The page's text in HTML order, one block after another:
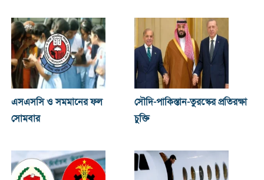
এসএসসি ও সমমানের ফল
সোমবার
সৌদি-পাকিস্তান-তুরস্কের প্রতিরক্ষা
চুক্তি